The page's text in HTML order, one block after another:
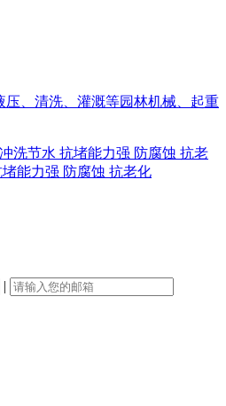
压、清洗、灌溉等园林机械、起重
洗节水 抗堵能力强 防腐蚀 抗老
堵能力强 防腐蚀 抗老化
|